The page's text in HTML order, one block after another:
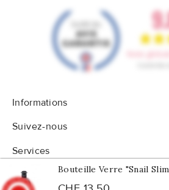
Bouteille Verre "Snail
Informations
Suivez-nous
Services